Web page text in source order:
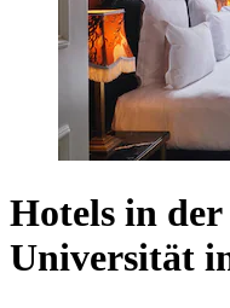
Hotels in der
Universität